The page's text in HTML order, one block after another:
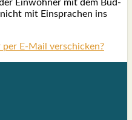
Ein­woh­ner mit dem Bud­
mit Ein­spra­chen ins
E-Mail verschicken?